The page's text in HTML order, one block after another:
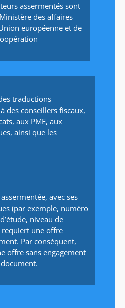
assermentés sont
des affaires
européenne et de
traductions
des conseillers fiscaux,
aux PME, aux
ainsi que les
avec ses
(par exemple, numéro
niveau de
une offre
Par conséquent,
offre sans engagement